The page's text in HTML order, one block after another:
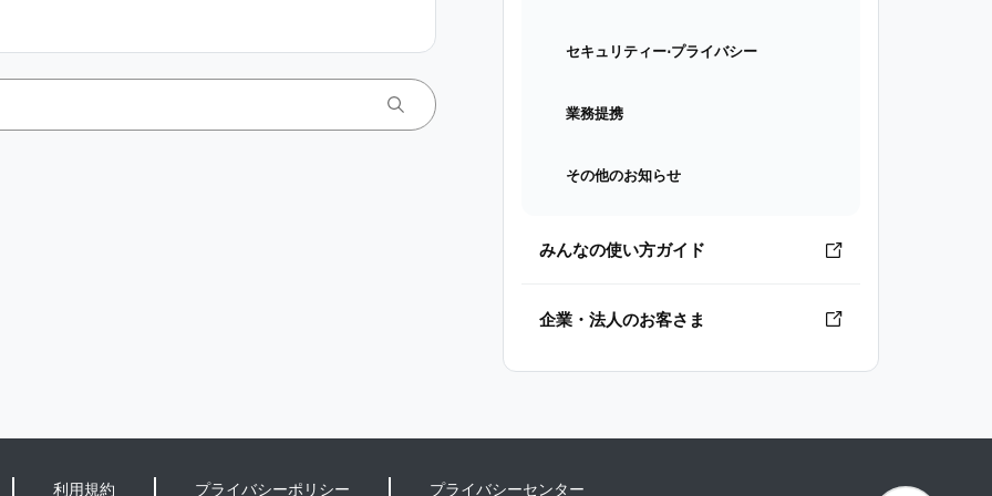
セキュリティー⋅プライバシー
業務提携
その他のお知らせ
みんなの使い方ガイド
企業・法人のお客さま
利用規約 プライバシーポリシー プライバシーセンター